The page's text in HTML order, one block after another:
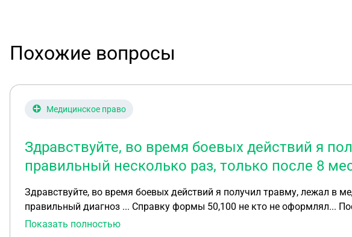
Похожие вопросы
Медицинское право
Здравствуйте, во время боевых действий я
правильный несколько раз, только после 8
Здравствуйте, во время боевых действий я получил травму, лежал в
правильный диагноз ... Справку формы 50,100 не кто не оформлял...
Как получить эту справку,?
Показать полностью